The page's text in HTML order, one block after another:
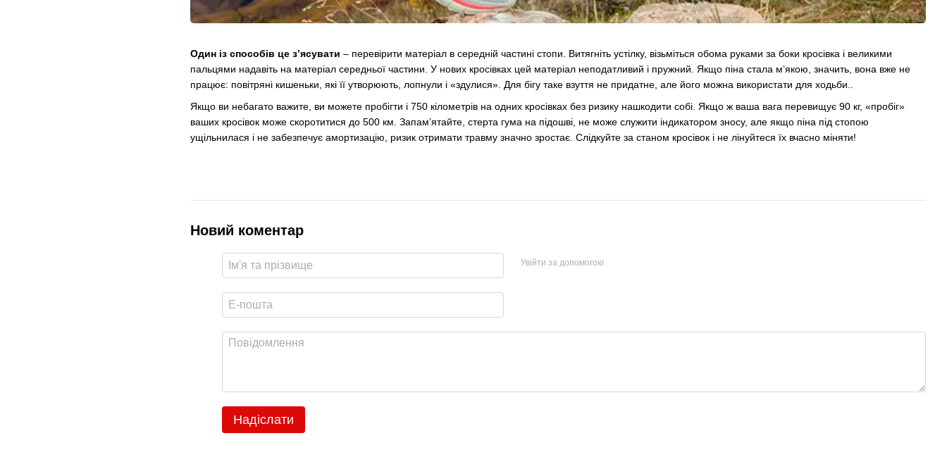
Один із способів це з’ясувати – перевірити матеріал в середній частині стопи. Витягніть устілку, візьміться обома руками за боки кросівка і великими
пальцями надавіть на матеріал середньої частини. У нових кросівках цей матеріал неподатливий і пружний. Якщо піна стала м’якою, значить, вона вже не
працює: повітряні кишеньки, які її утворюють, лопнули і «здулися». Для бігу таке взуття не придатне, але його можна використати для ходьби..
Якщо ви небагато важите, ви можете пробігти і 750 кілометрів на одних кросівках без ризику нашкодити собі. Якщо ж ваша вага перевищує 90 кг, «пробіг»
ваших кросівок може скоротитися до 500 км. Запам’ятайте, стерта гума на підошві, не може служити індикатором зносу, але якщо піна під стопою
ущільнилася і не забезпечує амортизацію, ризик отримати травму значно зростає. Слідкуйте за станом кросівок і не лінуйтеся їх вчасно міняти!
Новий коментар
Увійти за допомогою
Надіслати